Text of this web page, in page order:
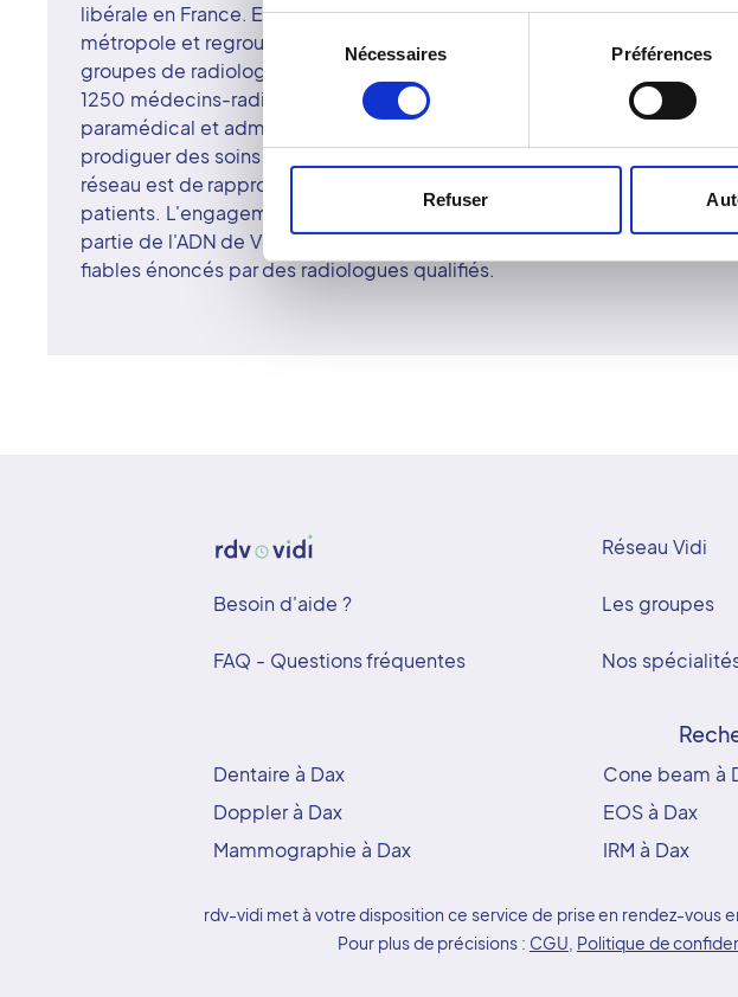
du
consentement
Nécessaires Préférences
Refuser
libérale en France. En quelques années, le réseau couvre 12 régions de la
métropole et regroupe 440 centres d'imagerie médicale ainsi que 57
groupes de radiologie.
1250 médecins-radiologues surspécialisés accompagnés d'un personnel
paramédical et administratif de plus de 3 600 agents s'engagent à
prodiguer des soins d'excellence à l'ensemble des patients. L'ambition
réseau est de rapprocher ses centres et ses services des domiciles des
patients. L'engagement et la responsabilité des membres du réseau
partie de l'ADN de Vidi. Le patient doit profiter de diagnostics clairs et
fiables énoncés par des radiologues qualifiés.
Besoin d'aide ?
FAQ - Questions fréquentes
Réseau Vidi
Les groupes
Nos
Dentaire à Dax Cone beam à
Doppler à Dax
EOS à Dax
Mammographie à Dax
IRM à Dax
rdv-vidi met à votre disposition ce service de prise en rendez-vous
Pour plus de précisions : CGU Politique de